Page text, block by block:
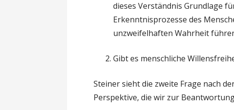
dieses Verständnis Grundlage
Erkenntnisprozesse des
unzweifelhaften Wahrheit
Gibt es menschliche
Steiner sieht die zweite Frage nach
Perspektive, die wir zur